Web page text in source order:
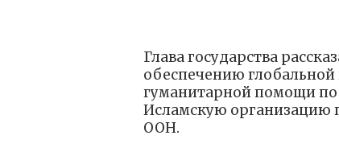
Глава государства
обеспечению
гуманитарной помощи
Исламскую организацию
ООН.